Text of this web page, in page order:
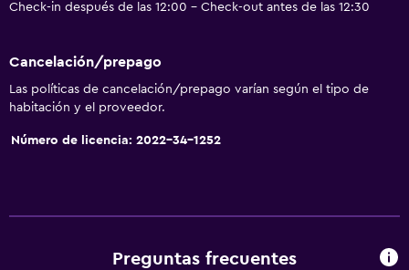
Para no fumadores
Áreas designadas para fumadores
Accesibilidad
Ascensor
Tina de baño adaptada
Plantas superiores accesibles por ascensor
Check-in después de las 12:00 - Check-out antes de las 12:30
Cancelación/prepago
Las políticas de cancelación/prepago varían según el tipo de
habitación y el proveedor.
Número de licencia: 2022-34-1252
Preguntas frecuentes